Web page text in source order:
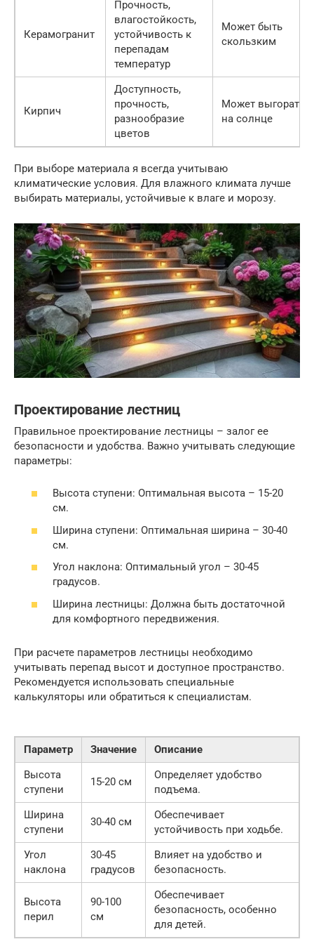
Керамогранит
Прочность,
влагостойкость,
устойчивость к
перепадам
температур
Может быть
скользким
Кирпич
Доступность,
прочность,
разнообразие
цветов
Может выгорать
на солнце
При выборе материала я всегда учитываю
климатические условия. Для влажного климата лучше
выбирать материалы, устойчивые к влаге и морозу.
Проектирование лестниц
Правильное проектирование лестницы – залог ее
безопасности и удобства. Важно учитывать следующие
параметры:
Высота ступени: Оптимальная высота – 15-20
см.
Ширина ступени: Оптимальная ширина – 30-40
см.
Угол наклона: Оптимальный угол – 30-45
градусов.
Ширина лестницы: Должна быть достаточной
для комфортного передвижения.
При расчете параметров лестницы необходимо
учитывать перепад высот и доступное пространство.
Рекомендуется использовать специальные
калькуляторы или обратиться к специалистам.
Параметр Значение
Описание
Высота
ступени
15-20 см
Определяет удобство
подъема.
Ширина
ступени
30-40 см
Обеспечивает
устойчивость при ходьбе.
Угол
наклона
30-45
градусов
Влияет на удобство и
безопасность.
Высота
перил
90-100
см
Обеспечивает
безопасность, особенно
для детей.